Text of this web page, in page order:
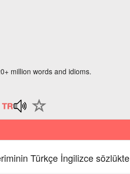
million words and idioms.
Türkçe İngilizce sözlükte